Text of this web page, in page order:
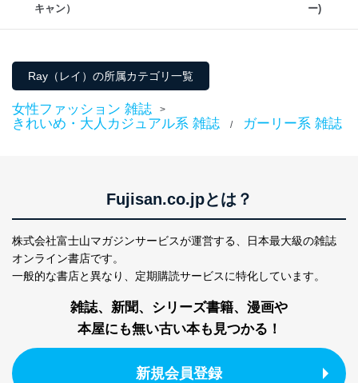
東京都渋谷区南平台町16-11
代表取締役会長 西野 伸一郎
個人情報保護管理者: 経営管理グループディレクター 前
当社が取り扱う開示対象個人情報の利用目的は次のとお
No
個人情報の種類 利用目的
当社の定期購読サ
ービス等をご利用
の方の個人情報
商品代金回収のため
ｅメール等による商品、サービ
ス、キャンペーン等の広告の案内
のため
個人が特定できない形で取得した
閲覧履歴や購買履歴等の情報を分
応じた新商品・サービスに関する
キャン）
ー)
Ray（レイ）の所属カテゴリ一覧
女性ファッション 雑誌 >
きれいめ・大人カジュアル系 雑誌 / ガーリー系 雑誌
Fujisan.co.jpとは？
株式会社富士山マガジンサービスが運営する、
日本最大級の雑誌
オンライン書店です。
一般的な書店と異なり、 定期購読サービスに特化しています。
雑誌、新聞、シリーズ書籍、漫画や
本屋にも無い古い本も見つかる！
新規会員登録